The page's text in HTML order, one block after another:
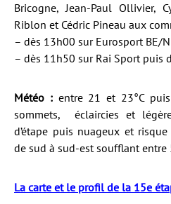
Bricogne, Jean-Paul Ollivier,
Riblon et Cédric Pineau aux
– dès 13h00 sur Eurosport BE/
– dès 11h50 sur Rai Sport puis
Météo :entre 21 et 23°C
sommets, éclaircies et
d’étape puis nuageux et
de sud à sud-est soufflant
La carte et le profil de la 15e